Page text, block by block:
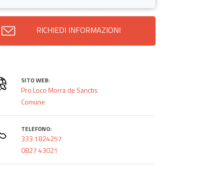
RICHIEDI INFORMAZIONI
SITO WEB:
Pro Loco Morra de Sanctis
Comune
TELEFONO:
333 1824257
0827 43021